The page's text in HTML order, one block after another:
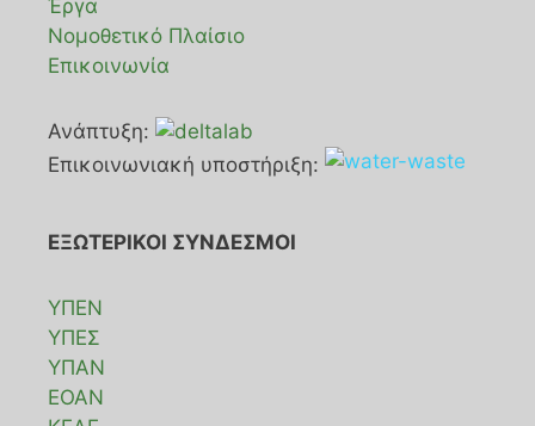
Έργα
Νομοθετικό Πλαίσιο
Επικοινωνία
Ανάπτυξη:
Επικοινωνιακή υποστήριξη:
ΕΞΩΤΕΡΙΚΟΙ ΣΥΝΔΕΣΜΟΙ
ΥΠΕΝ
ΥΠΕΣ
ΥΠΑΝ
ΕΟΑΝ